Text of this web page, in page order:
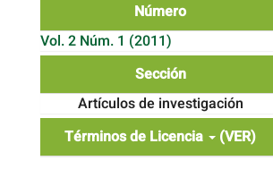
Número
Vol. 2 Núm. 1 (2011)
Sección
Artículos de investigación
Términos de Licencia
(VER)